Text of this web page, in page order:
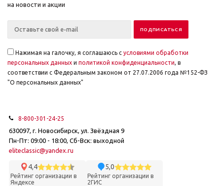
на новости и акции
Нажимая на галочку, я соглашаюсь с условиями обработки
персональных данных и политикой конфиденциальности, в
соответствии с Федеральным законом от 27.07.2006 года №152-ФЗ
"О персональных данных"
8-800-301-24-25
630097, г. Новосибирск, ул. Звёздная 9
Пн-Пт: 09:00 - 18:00, Сб-Вск: выходной
eliteclassic@yandex.ru
4,4
Рейтинг организации в
Яндексе
5,0
Рейтинг организации в
2ГИС